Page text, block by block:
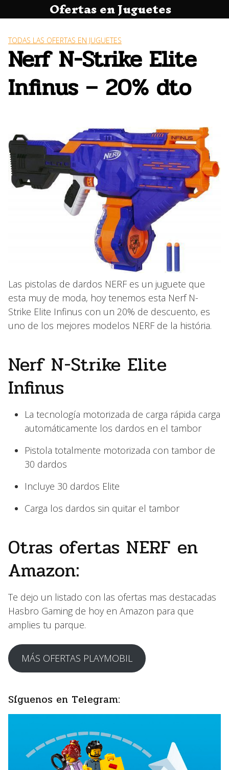
al
Ofertas en Juguetes
TODAS LAS OFERTAS EN JUGUETES
Nerf N-Strike Elite
Infinus – 20% dto
Las pistolas de dardos NERF es un juguete que
esta muy de moda, hoy tenemos esta Nerf N-
Strike Elite Infinus con un 20% de descuento, es
uno de los mejores modelos NERF de la história.
Nerf N-Strike Elite
Infinus
La tecnología motorizada de carga rápida carga
automáticamente los dardos en el tambor
Pistola totalmente motorizada con tambor de
30 dardos
Incluye 30 dardos Elite
Carga los dardos sin quitar el tambor
Otras ofertas NERF en
Amazon:
Te dejo un listado con las ofertas mas destacadas
Hasbro Gaming de hoy en Amazon para que
amplies tu parque.
MÁS OFERTAS PLAYMOBIL
Síguenos en Telegram: